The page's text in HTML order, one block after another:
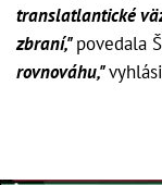
translatlantické
zbraní,"povedala
rovnováhu,"